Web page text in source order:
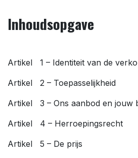
Inhoudsopgave
Artikel 1 – Identiteit van de
Artikel 2 – Toepasselijkheid
Artikel 3 – Ons aanbod en jouw
Artikel 4 – Herroepingsrecht
Artikel 5 – De prijs